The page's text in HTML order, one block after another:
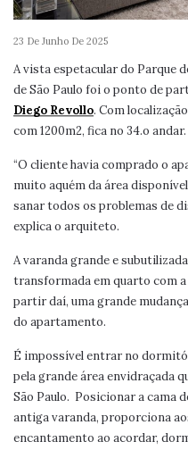
23 De Junho De 2025
A vista espetacular do Parque
de São Paulo foi o ponto de
Diego Revollo. Com
com 1200m2, fica no 34.o andar.
“O cliente havia comprado o
muito aquém da área
sanar todos os problemas de
explica o arquiteto.
A varanda grande e
transformada em quarto com
partir daí, uma grande
do apartamento.
É impossível entrar no
pela grande área envidraçada
São Paulo. Posicionar a cama
antiga varanda, proporciona
encantamento ao acordar,